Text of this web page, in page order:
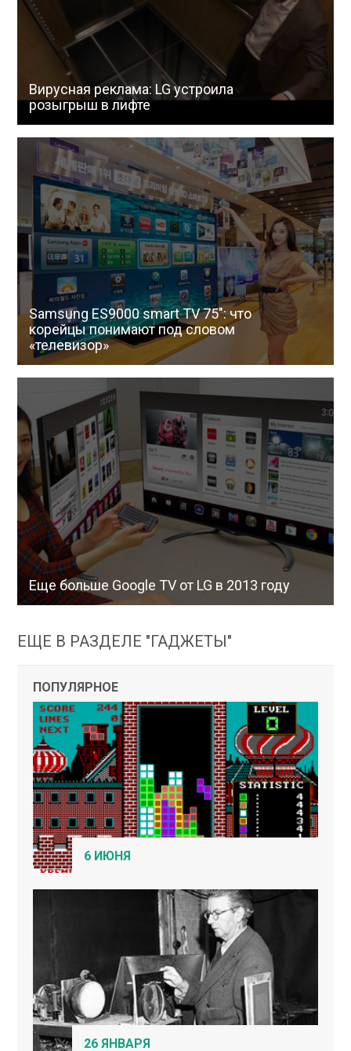
Вирусная реклама: LG устроила
розыгрыш в лифте
Samsung ES9000 smart TV 75″: что
корейцы понимают под словом
«телевизор»
Еще больше Google TV от LG в 2013 году
ЕЩЕ В РАЗДЕЛЕ "ГАДЖЕТЫ"
ПОПУЛЯРНОЕ
6 ИЮНЯ
26 ЯНВАРЯ